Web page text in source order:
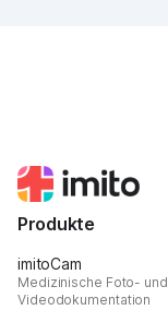
Produkte
imitoCam
Medizinische Foto- und
Videodokumentation